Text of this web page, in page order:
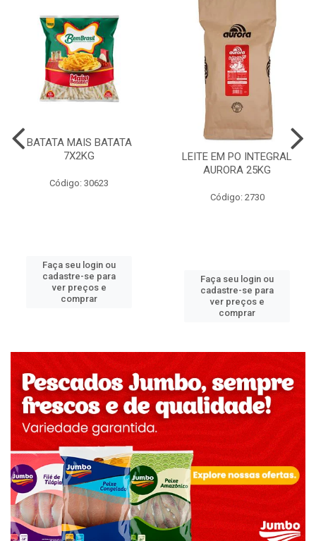
BATATA MAIS BATATA
7X2KG
Código: 30623
Faça seu login ou
cadastre-se para
ver preços e
comprar
LEITE EM PO INTEGRAL
AURORA 25KG
Código: 2730
Faça seu login ou
cadastre-se para
ver preços e
comprar